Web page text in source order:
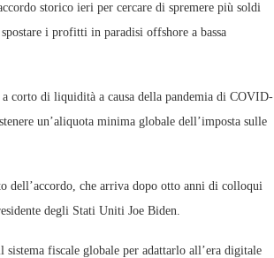
storico ieri per cercare di spremere più soldi
i profitti in paradisi offshore a bassa
corto di liquidità a causa della pandemia di COVID-
un’aliquota minima globale dell’imposta sulle
dell’accordo, che arriva dopo otto anni di colloqui
degli Stati Uniti Joe Biden.
fiscale globale per adattarlo all’era digitale